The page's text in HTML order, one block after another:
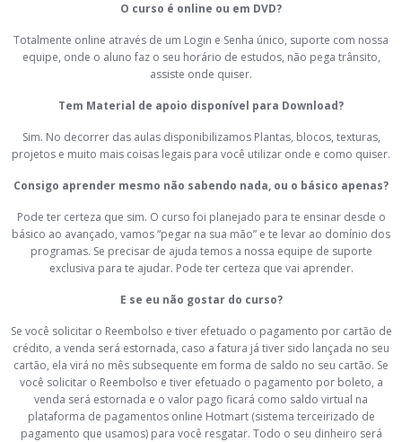
O curso é online ou em DVD?
Totalmente online através de um Login e Senha único, suporte com nossa
equipe, onde o aluno faz o seu horário de estudos, não pega trânsito,
assiste onde quiser.
Tem Material de apoio disponível para Download?
Sim. No decorrer das aulas disponibilizamos Plantas, blocos, texturas,
projetos e muito mais coisas legais para você utilizar onde e como quiser.
Consigo aprender mesmo não sabendo nada, ou o básico apenas?
Pode ter certeza que sim. O curso foi planejado para te ensinar desde o
básico ao avançado, vamos “pegar na sua mão” e te levar ao domínio dos
programas. Se precisar de ajuda temos a nossa equipe de suporte
exclusiva para te ajudar. Pode ter certeza que vai aprender.
E se eu não gostar do curso?
Se você solicitar o Reembolso e tiver efetuado o pagamento por cartão de
crédito, a venda será estornada, caso a fatura já tiver sido lançada no seu
cartão, ela virá no mês subsequente em forma de saldo no seu cartão. Se
você solicitar o Reembolso e tiver efetuado o pagamento por boleto, a
venda será estornada e o valor pago ficará como saldo virtual na
plataforma de pagamentos online Hotmart (sistema terceirizado de
pagamento que usamos) para você resgatar. Todo o seu dinheiro será